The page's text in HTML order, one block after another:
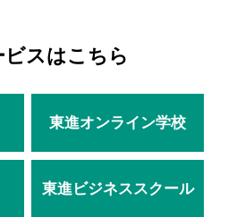
ビスはこちら
東進オンライン学校
東進ビジネススクール